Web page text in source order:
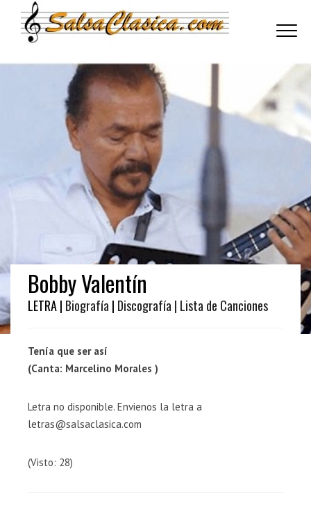
Bobby Valentín
LETRA | Biografía | Discografía | Lista de Canciones
Tenía que ser así
(Canta: Marcelino Morales )
Letra no disponible. Envienos la letra a
letras@salsaclasica.com
(Visto: 28)